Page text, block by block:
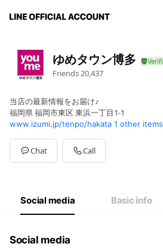
ゆめタウン博多
Friends 20,437
当店の最新情報をお届け♪
福岡県 福岡市東区 東浜一丁目1-1
www.izumi.jp/tenpo/hakata 1 other items
Chat Call
Social media Basic info
Social media